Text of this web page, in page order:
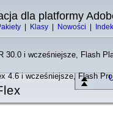
dla platformy
Klasy Nowości
30.0 i wcześniejsze, Flash
4.6 i wcześniejsze, Flash